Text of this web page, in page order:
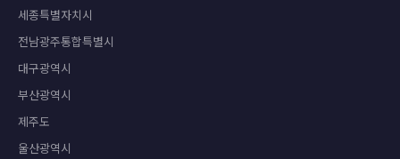
세종특별자치시
전남광주통합특별시
대구광역시
부산광역시
제주도
울산광역시